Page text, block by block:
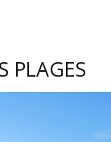
PLAGES